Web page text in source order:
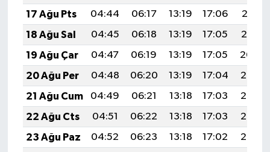
17 Ağu Pts
04:44 06:17 13:19 17:06
20:12
18 Ağu Sal
04:45 06:18 13:19 17:05
20:10
19 Ağu Çar
04:47 06:19 13:19 17:05
20:09
20 Ağu Per
04:48 06:20 13:19 17:04
20:07
21 Ağu Cum
04:49 06:21 13:18 17:03
20:06
22 Ağu Cts
04:51 06:22 13:18 17:03
20:05
23 Ağu Paz
04:52 06:23 13:18 17:02
20:03